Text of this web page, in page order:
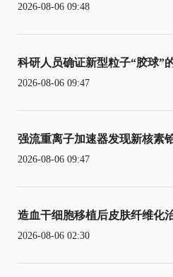
2026-08-06 09:48
科研人员确证新型粒子“胶球”
2026-08-06 09:47
强流重离子加速器发现新核素
2026-08-06 09:47
造血干细胞移植后皮肤纤维化
2026-08-06 02:30